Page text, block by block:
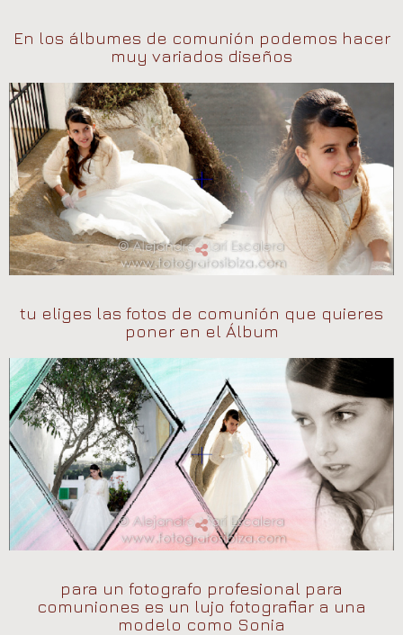
En los álbumes de comunión podemos hacer
muy variados diseños
tu eliges las fotos de comunión que quieres
poner en el Álbum
para un fotografo profesional para
comuniones es un lujo fotografiar a una
modelo como Sonia